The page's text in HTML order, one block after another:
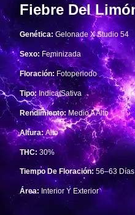
Fiebre Del
Genética:Gelonade X Studio 54
Sexo: Feminizada
Floración: Fotoperiodo
Tipo:Indica/Sativa
Rendimiento:Medio A Alto
Altura:Alto
THC:30%
Tiempo De Floración: 56–63 Días
Área: Interior Y Exterior